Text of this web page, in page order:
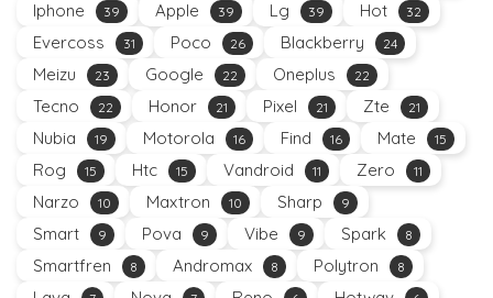
Iphone 39 Apple 39 Lg 39 Hot 32
Evercoss 31 Poco 26 Blackberry 24
Meizu 23 Google 22 Oneplus 22
Tecno 22 Honor 21 Pixel 21 Zte 21
Nubia 19 Motorola 16 Find 16 Mate 15
Rog 15 Htc 15 Vandroid 11 Zero 11
Narzo 10 Maxtron 10 Sharp 9
Smart 9 Pova 9 Vibe 9 Spark 8
Smartfren 8 Andromax 8 Polytron 8